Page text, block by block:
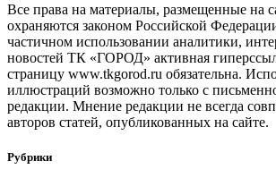
Все права на материалы, размещенные на
охраняются законом Российской
частичном использовании аналитики,
новостей ТК «ГОРОД» активная
страницу www.tkgorod.ru обязательна.
иллюстраций возможно только с
редакции. Мнение редакции не всегда
авторов статей, опубликованных на сайте.
Рубрики